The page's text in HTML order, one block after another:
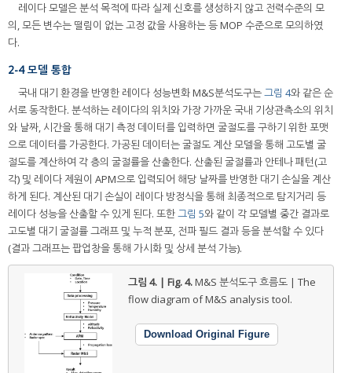
레이다 모델은 분석 목적에 따라 실제 신호를 생성하지 않고 전력수준의 모
의, 모든 변수는 떨림이 없는 고정 값을 사용하는 등 MOP 수준으로 모의하였
다.
2-4 모델 통합
국내 대기 환경을 반영한 레이다 성능변화 M&S분석도구는그림 4와 같은 순
서로 동작한다. 분석하는 레이다의 위치와 가장 가까운 국내 기상관측소의 위치
와 날짜, 시간을 통해 대기 측정 데이터를 입력하면 굴절도를 구하기 위한 포맷
으로 데이터를 가공한다. 가공된 데이터는 굴절도 계산 모델을 통해 고도별 굴
절도를 계산하여 각 층의 굴절률을 산출한다. 산출된 굴절률과 안테나 패턴(고
각) 및 레이다 제원이 APM으로 입력되어 해당 날짜를 반영한 대기 손실을 계산
하게 된다. 계산된 대기 손실이 레이다 방정식을 통해 최종적으로 탐지거리 등
레이다 성능을 산출할 수 있게 된다. 또한그림 5와 같이 각 모델별 중간 결과로
고도별 대기 굴절률 그래프 및 누적 분포, 전파 필드 결과 등을 분석할 수 있다
(결과 그래프는 팝업창을 통해 가시화 및 상세 분석 가능).
그림 4. | Fig. 4.M&S 분석도구 흐름도 | The
flow diagram of M&S analysis tool.
Download Original Figure